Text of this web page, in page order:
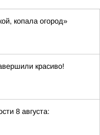
копала огород»
красиво!
8 августа: